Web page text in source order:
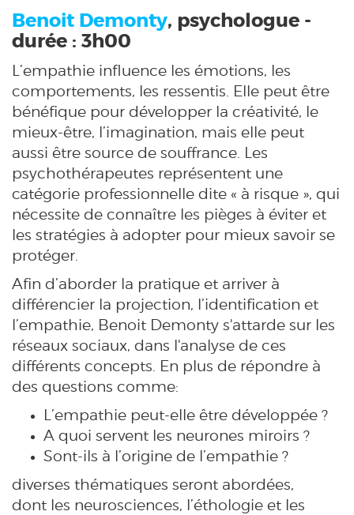
Benoit Demonty, psychologue -
durée : 3h00
L’empathie influence les émotions, les
comportements, les ressentis. Elle peut être
bénéfique pour développer la créativité, le
mieux-être, l’imagination, mais elle peut
aussi être source de souffrance. Les
psychothérapeutes représentent une
catégorie professionnelle dite « à risque », qui
nécessite de connaître les pièges à éviter et
les stratégies à adopter pour mieux savoir se
protéger.
Afin d’aborder la pratique et arriver à
différencier la projection, l’identification et
l’empathie, Benoit Demonty s'attarde sur les
réseaux sociaux, dans l'analyse de ces
différents concepts. En plus de répondre à
des questions comme:
L’empathie peut-elle être développée ?
A quoi servent les neurones miroirs ?
Sont-ils à l’origine de l’empathie ?
diverses thématiques seront abordées,
dont les neurosciences, l’éthologie et les